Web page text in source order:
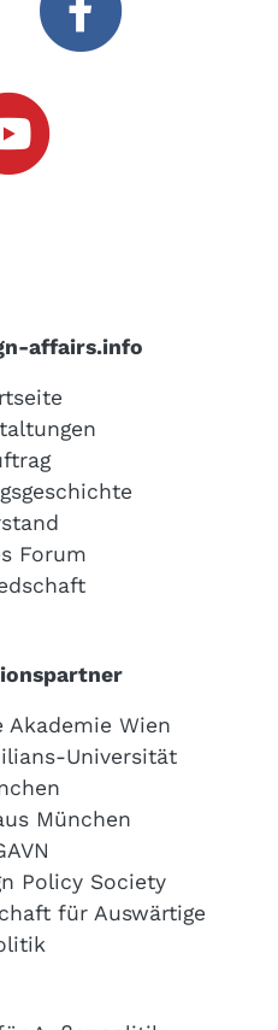
affairs.info
Forum
Akademie Wien
Universität
München
Policy Society
für Auswärtige